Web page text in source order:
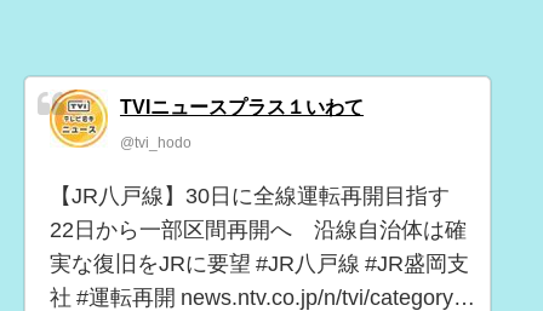
TVIニュースプラス１いわて
@tvi_hodo
【JR八戸線】30日に全線運転再開目指す
22日から一部区間再開へ 沿線自治体は確
実な復旧をJRに要望 #JR八戸線 #JR盛岡支
社 #運転再開 news.ntv.co.jp/n/tvi/category…